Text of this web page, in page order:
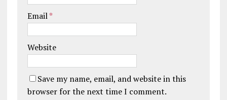
Email*
Website
Save my name, email, and website in this
browser for the next time I comment.